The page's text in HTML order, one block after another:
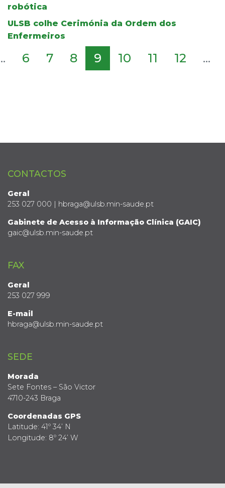
robótica
ULSB colhe Cerimónia da Ordem dos
Enfermeiros
6 7 8 9 10 11 12 ...
CONTACTOS
Geral
253 027 000 | hbraga@ulsb.min-saude.pt
Gabinete de Acesso à Informação Clínica (GAIC)
gaic@ulsb.min-saude.pt
FAX
Geral
253 027 999
E-mail
hbraga@ulsb.min-saude.pt
SEDE
Morada
Sete Fontes – São Victor
4710-243 Braga
Coordenadas GPS
Latitude: 41º 34’ N
Longitude: 8º 24’ W